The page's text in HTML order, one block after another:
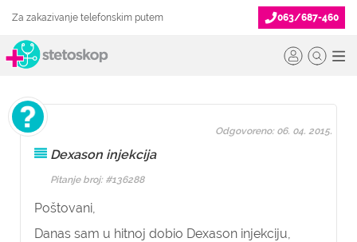
Za zakazivanje telefonskim putem 063/687-460
Dexason injekcija
Pitanje broj: #136288
Poštovani,
Danas sam u hitnoj dobio Dexason injekciju,
Odgovoreno: 06. 04. 2015.